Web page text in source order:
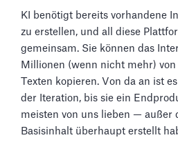
KI benötigt bereits vorhandene
zu erstellen, und all diese
gemeinsam. Sie können das
Millionen (wenn nicht mehr) von
Texten kopieren. Von da an ist
der Iteration, bis sie ein
meisten von uns lieben — außer
Basisinhalt überhaupt erstellt